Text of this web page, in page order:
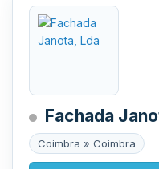
Fachada
Coimbra » Coimbra